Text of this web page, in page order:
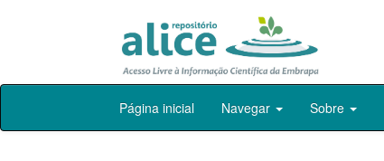
Skip
Página inicial Navegar Sobre